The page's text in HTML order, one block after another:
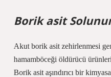
Borik asit
Akut borik asit zehirlenmesi
hamamböceği öldürücü
Borik asit aşındırıcı bir